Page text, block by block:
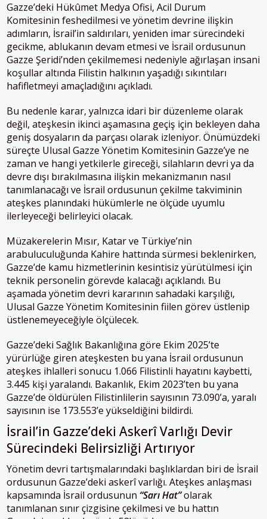
Gazze’deki Hükûmet Medya Ofisi, Acil Durum
Komitesinin feshedilmesi ve yönetim devrine ilişkin
adımların, İsrail’in saldırıları, yeniden imar sürecindeki
gecikme, ablukanın devam etmesi ve İsrail ordusunun
Gazze Şeridi’nden çekilmemesi nedeniyle ağırlaşan insani
koşullar altında Filistin halkının yaşadığı sıkıntıları
hafifletmeyi amaçladığını açıkladı.
Bu nedenle karar, yalnızca idari bir düzenleme olarak
değil, ateşkesin ikinci aşamasına geçiş için bekleyen daha
geniş dosyaların da parçası olarak izleniyor. Önümüzdeki
süreçte Ulusal Gazze Yönetim Komitesinin Gazze’ye ne
zaman ve hangi yetkilerle gireceği, silahların devri ya da
devre dışı bırakılmasına ilişkin mekanizmanın nasıl
tanımlanacağı ve İsrail ordusunun çekilme takviminin
ateşkes planındaki hükümlerle ne ölçüde uyumlu
ilerleyeceği belirleyici olacak.
Müzakerelerin Mısır, Katar ve Türkiye’nin
arabuluculuğunda Kahire hattında sürmesi beklenirken,
Gazze’de kamu hizmetlerinin kesintisiz yürütülmesi için
teknik personelin görevde kalacağı açıklandı. Bu
aşamada yönetim devri kararının sahadaki karşılığı,
Ulusal Gazze Yönetim Komitesinin fiilen görev üstlenip
üstlenemeyeceğiyle ölçülecek.
Gazze’deki Sağlık Bakanlığına göre Ekim 2025’te
yürürlüğe giren ateşkesten bu yana İsrail ordusunun
ateşkes ihlalleri sonucu 1.066 Filistinli hayatını kaybetti,
3.445 kişi yaralandı. Bakanlık, Ekim 2023’ten bu yana
Gazze’de öldürülen Filistinlilerin sayısının 73.090’a, yaralı
sayısının ise 173.553’e yükseldiğini bildirdi.
İsrail’in Gazze’deki Askerî Varlığı Devir
Sürecindeki Belirsizliği Artırıyor
Yönetim devri tartışmalarındaki başlıklardan biri de İsrail
ordusunun Gazze’deki askerî varlığı. Ateşkes anlaşması
kapsamında İsrail ordusunun “Sarı Hat”olarak
tanımlanan sınır çizgisine çekilmesi ve bu hattın